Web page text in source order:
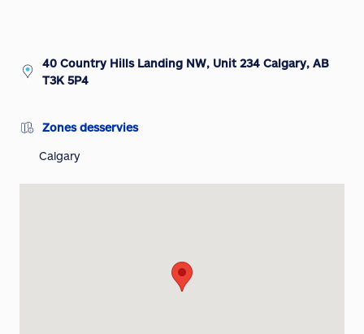
40 Country Hills Landing NW, Unit 234 Calgary, AB
T3K 5P4
Zones desservies
Calgary